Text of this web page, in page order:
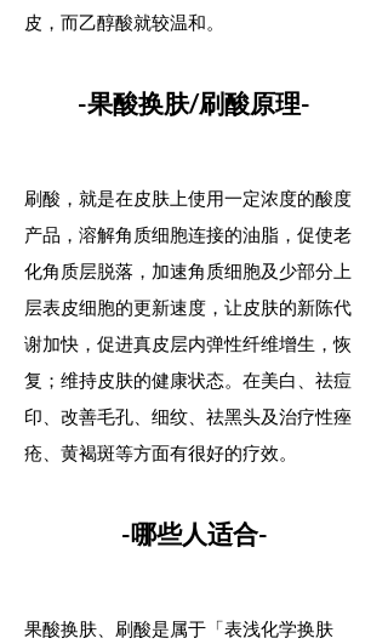
皮，而乙醇酸就较温和。
-果酸换肤/刷酸原理-
刷酸，就是在皮肤上使用一定浓度的酸度
产品，溶解角质细胞连接的油脂，促使老
化角质层脱落，加速角质细胞及少部分上
层表皮细胞的更新速度，让皮肤的新陈代
谢加快，促进真皮层内弹性纤维增生，恢
复；维持皮肤的健康状态。在美白、祛痘
印、改善毛孔、细纹、祛黑头及治疗性痤
疮、黄褐斑等方面有很好的疗效。
-哪些人适合-
果酸换肤、刷酸是属于「表浅化学换肤